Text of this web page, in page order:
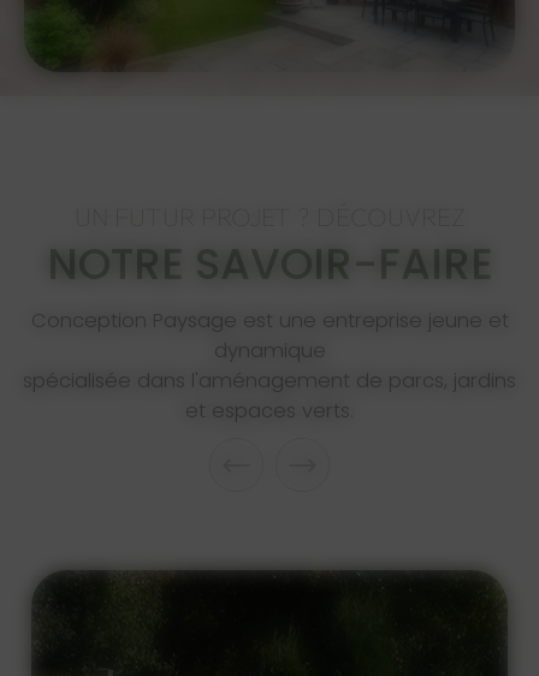
NOTRE SAVOIR-FAIRE
Conception Paysage est une entreprise jeune et
dynamique
spécialisée dans l'aménagement de parcs, jardins
et espaces verts.